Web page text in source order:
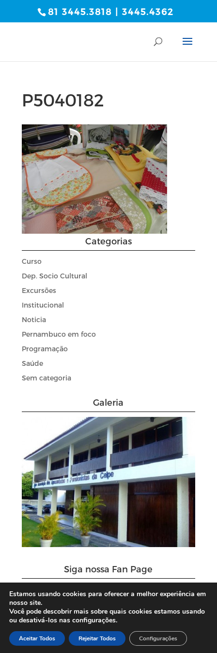
81 3445.3818 | 3445.4362
P5040182
Categorias
Curso
Dep. Socio Cultural
Excursões
Institucional
Noticia
Pernambuco em foco
Programação
Saúde
Sem categoria
Galeria
Siga nossa Fan Page
Estamos usando cookies para oferecer a melhor experiência em
nosso site.
Você pode descobrir mais sobre quais cookies estamos usando
ou desativá-los nas configurações.
Aceitar Todos Rejeitar Todos Configurações